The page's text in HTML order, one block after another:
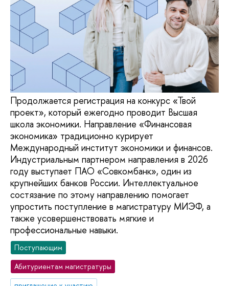
Продолжается регистрация на конкурс «Твой
проект», который ежегодно проводит Высшая
школа экономики. Направление «Финансовая
экономика» традиционно курирует
Международный институт экономики и финансов.
Индустриальным партнером направления в 2026
году выступает ПАО «Совкомбанк», один из
крупнейших банков России. Интеллектуальное
состязание по этому направлению помогает
упростить поступление в магистратуру МИЭФ, а
также усовершенствовать мягкие и
профессиональные навыки.
Поступающим
Абитуриентам магистратуры